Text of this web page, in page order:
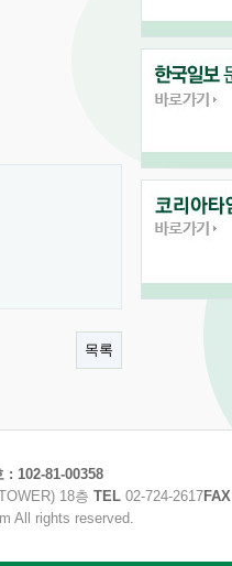
목록
: 102-81-00358
18층 TEL 02-724-2617FAX
All rights reserved.